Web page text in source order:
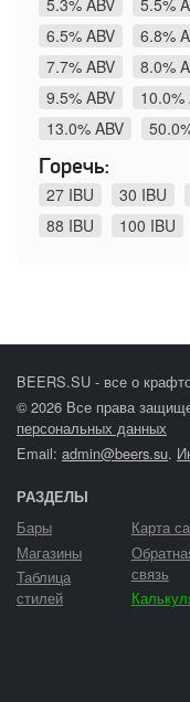
5.3% ABV
5.5%
6.5% ABV
6.8%
7.7% ABV
8.0%
9.5% ABV
10.0%
13.0% ABV
Горечь:
27 IBU
30 IBU
88 IBU
100 IBU
BEERS.SU - все о
© 2026 Все права
персональных данных
Email: admin@beers.su.
РАЗДЕЛЫ
Бары
Магазины
Таблица
стилей
Карта
связь